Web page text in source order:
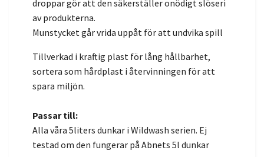
droppar gör att den säkerställer onödigt slöseri
av produkterna.
Munstycket går vrida uppåt för att undvika spill
Tillverkad i kraftig plast för lång hållbarhet,
sortera som hårdplast i återvinningen för att
spara miljön.
Passar till:
Alla våra 5liters dunkar i Wildwash serien. Ej
testad om den fungerar på Abnets 5l dunkar